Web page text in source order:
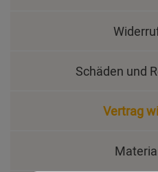
Schäden und
Vertrag